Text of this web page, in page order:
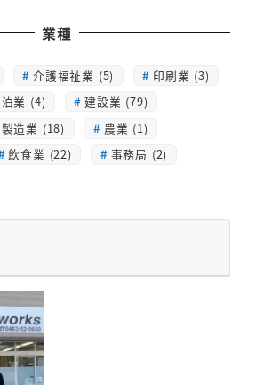
業種
介護福祉業 (5)
印刷業 (3)
業 (4)
建設業 (79)
製造業 (18)
農業 (1)
飲食業 (22)
事務局 (2)